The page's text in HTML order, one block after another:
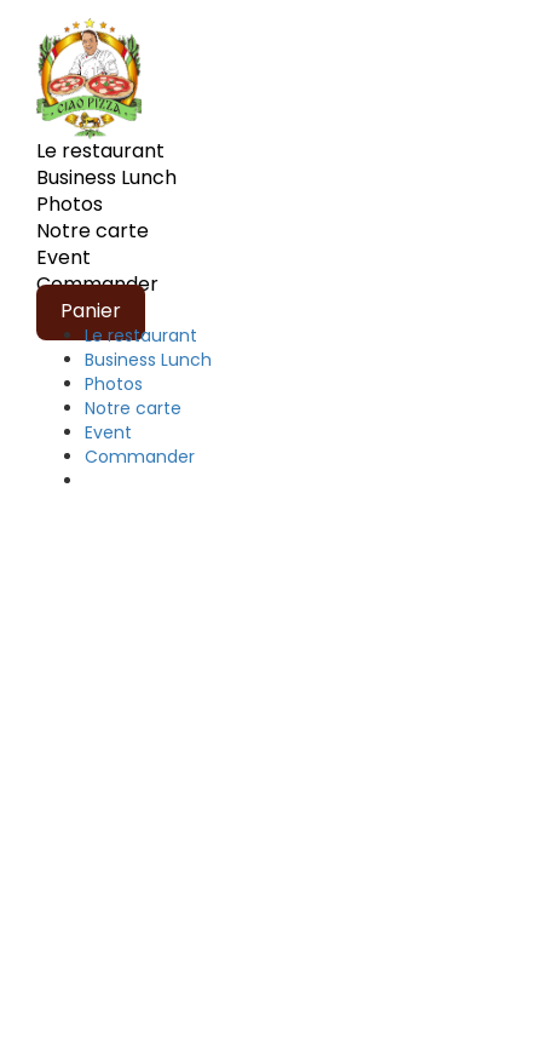
Le restaurant
Business Lunch
Photos
Notre carte
Event
Commander
Panier
Le restaurant
Business Lunch
Photos
Notre carte
Event
Commander